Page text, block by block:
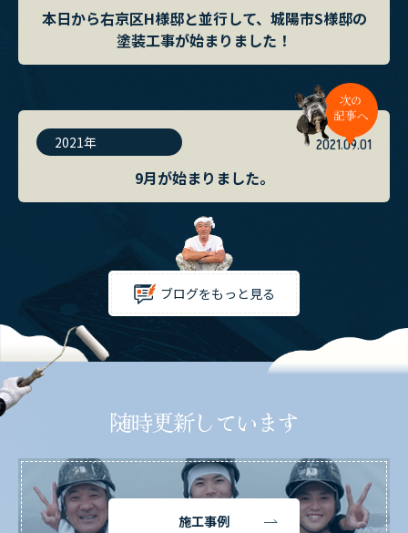
本日から右京区H様邸と並行して、城陽市S様邸の
塗装工事が始まりました！
2021年 2021.09.01
9月が始まりました。
ブログをもっと見る
随時更新しています
施工事例